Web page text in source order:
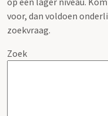
voor, dan voldoen
zoekvraag.
Zoek